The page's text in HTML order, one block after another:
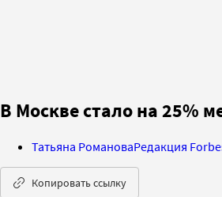
В Москве стало на 25%
Татьяна РомановаРедакция
Копировать ссылку